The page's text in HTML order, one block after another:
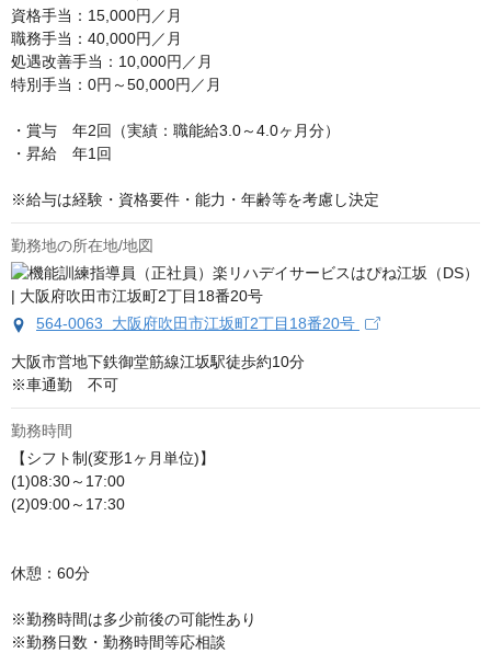
資格手当：15,000円／月
職務手当：40,000円／月
処遇改善手当：10,000円／月
特別手当：0円～50,000円／月
・賞与　年2回（実績：職能給3.0～4.0ヶ月分）
・昇給　年1回
※給与は経験・資格要件・能力・年齢等を考慮し決定
勤務地の所在地/地図
564-0063 大阪府吹田市江坂町2丁目18番20号
大阪市営地下鉄御堂筋線江坂駅徒歩約10分
※車通勤　不可
勤務時間
【シフト制(変形1ヶ月単位)】
(1)08:30～17:00
(2)09:00～17:30
休憩：60分
※勤務時間は多少前後の可能性あり
※勤務日数・勤務時間等応相談